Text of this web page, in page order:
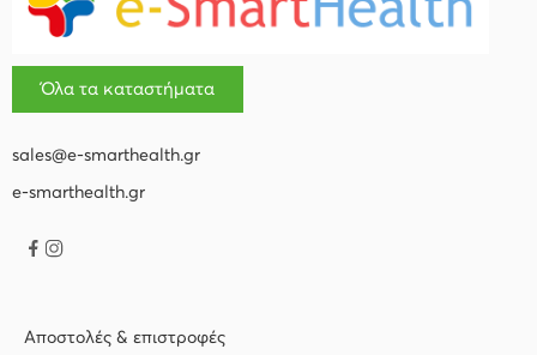
Όλα τα καταστήματα
sales@e-smarthealth.gr
e-smarthealth.gr
Αποστολές & επιστροφές